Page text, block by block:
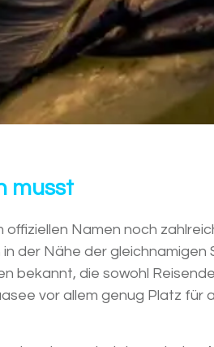
musst
Namen noch
der Nähe der gleichnamigen
bekannt, die sowohl
vor allem genug Platz für